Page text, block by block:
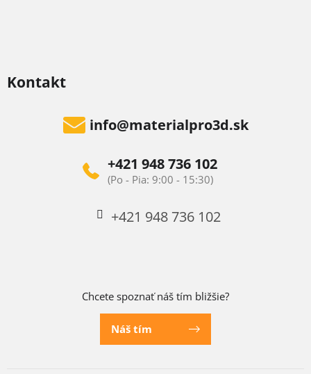
Kontakt
info@materialpro3d.sk
+421 948 736 102
+421 948 736 102
Chcete spoznať náš tím bližšie?
Náš tím